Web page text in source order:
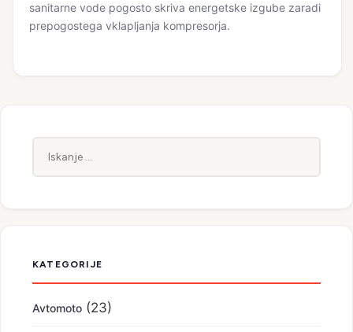
sanitarne vode pogosto skriva energetske izgube zaradi
prepogostega vklapljanja kompresorja.
KATEGORIJE
Avtomoto (23)